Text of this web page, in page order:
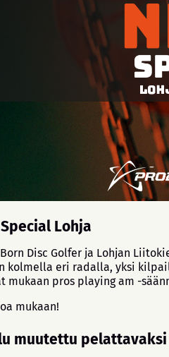
Special Lohja
Disc Golfer ja Lohjan
kolmella eri radalla, yksi
mukaan pros playing am -
mukaan!
muutettu pelattavaksi